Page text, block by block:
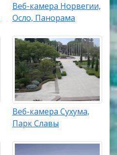
Веб-камера Норвегии,
Осло, Панорама
Веб-камера Сухума,
Парк Славы